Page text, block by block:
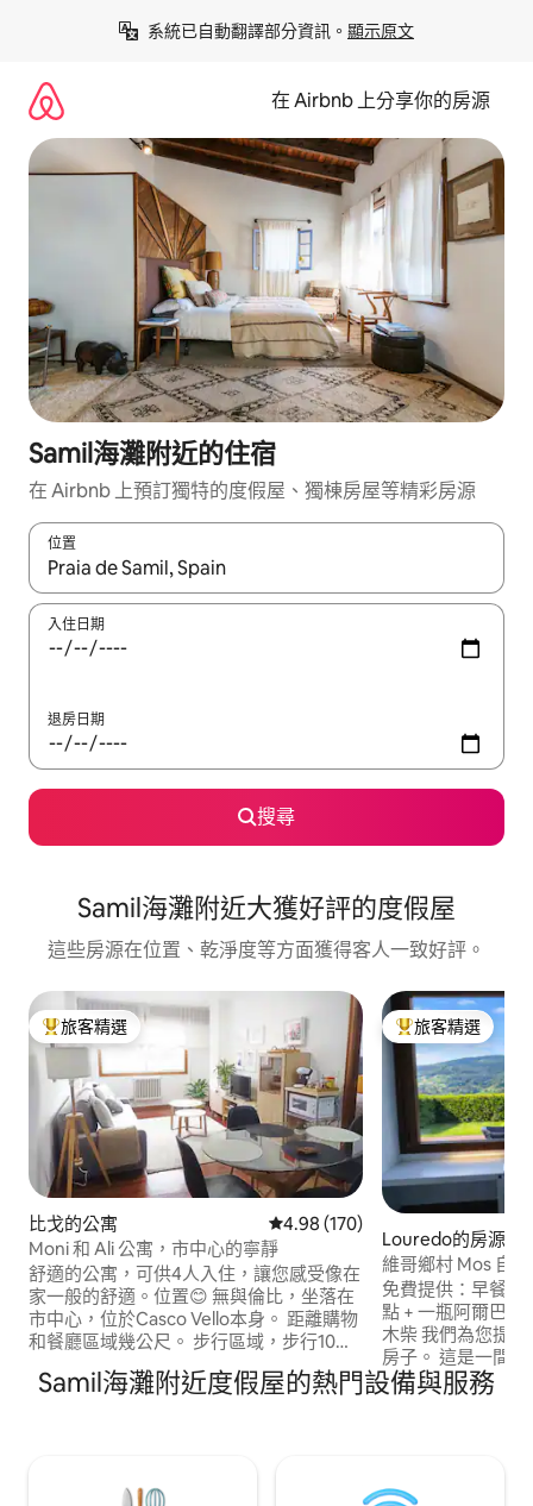
系統已自動翻譯部分資訊。 顯示原文
在 Airbnb 上分享你的房源
Samil海灘附近的住宿
在 Airbnb 上預訂獨特的度假屋、獨棟房屋等精彩房源
位置
如有搜尋結果，瀏覽內容時請使用上下箭頭，或輕點、滑動裝置。
入住日期
退房日期
搜尋
Samil海灘附近大獲好評的度假屋
這些房源在位置、乾淨度等方面獲得客人一致好評。
旅客精選榜首
旅客精選
比戈的公寓 從 170 則評價中獲得 4.98 的平均
4.98 (170)
Moni 和 Ali 公寓，市中心的寧靜
舒適的公寓，可供4人入住，讓您感受像在
家一般的舒適。位置😊 無與倫比，坐落在
市中心，位於Casco Vello本身。 距離購物
和餐廳區域幾公尺。 步行區域，步行10分
鐘即可抵達所有巴士線路，步行15分鐘即
可抵達火車和AVE車站，步行100公尺即可
旅客精選榜首
旅客精選
Louredo的房源
維哥鄉村 Mos 自
免費提供：早餐套
點 + 一瓶阿爾巴利
木柴 我們為您提
房子。 這是一間
個約200公尺的私
隱私。 莊園內有
Samil海灘附近度假屋的熱門設備與服務